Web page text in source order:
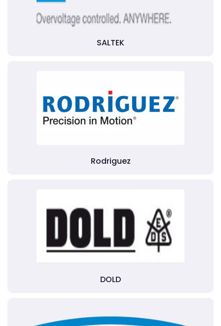
SALTEK
Rodriguez
DOLD